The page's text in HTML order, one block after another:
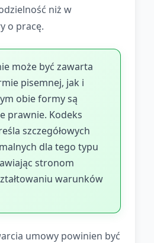
niż w
o pracę.
może być zawarta
pisemnej, jak i
obie formy są
prawnie. Kodeks
szczegółowych
dla tego typu
stronom
warunków
umowy powinien być